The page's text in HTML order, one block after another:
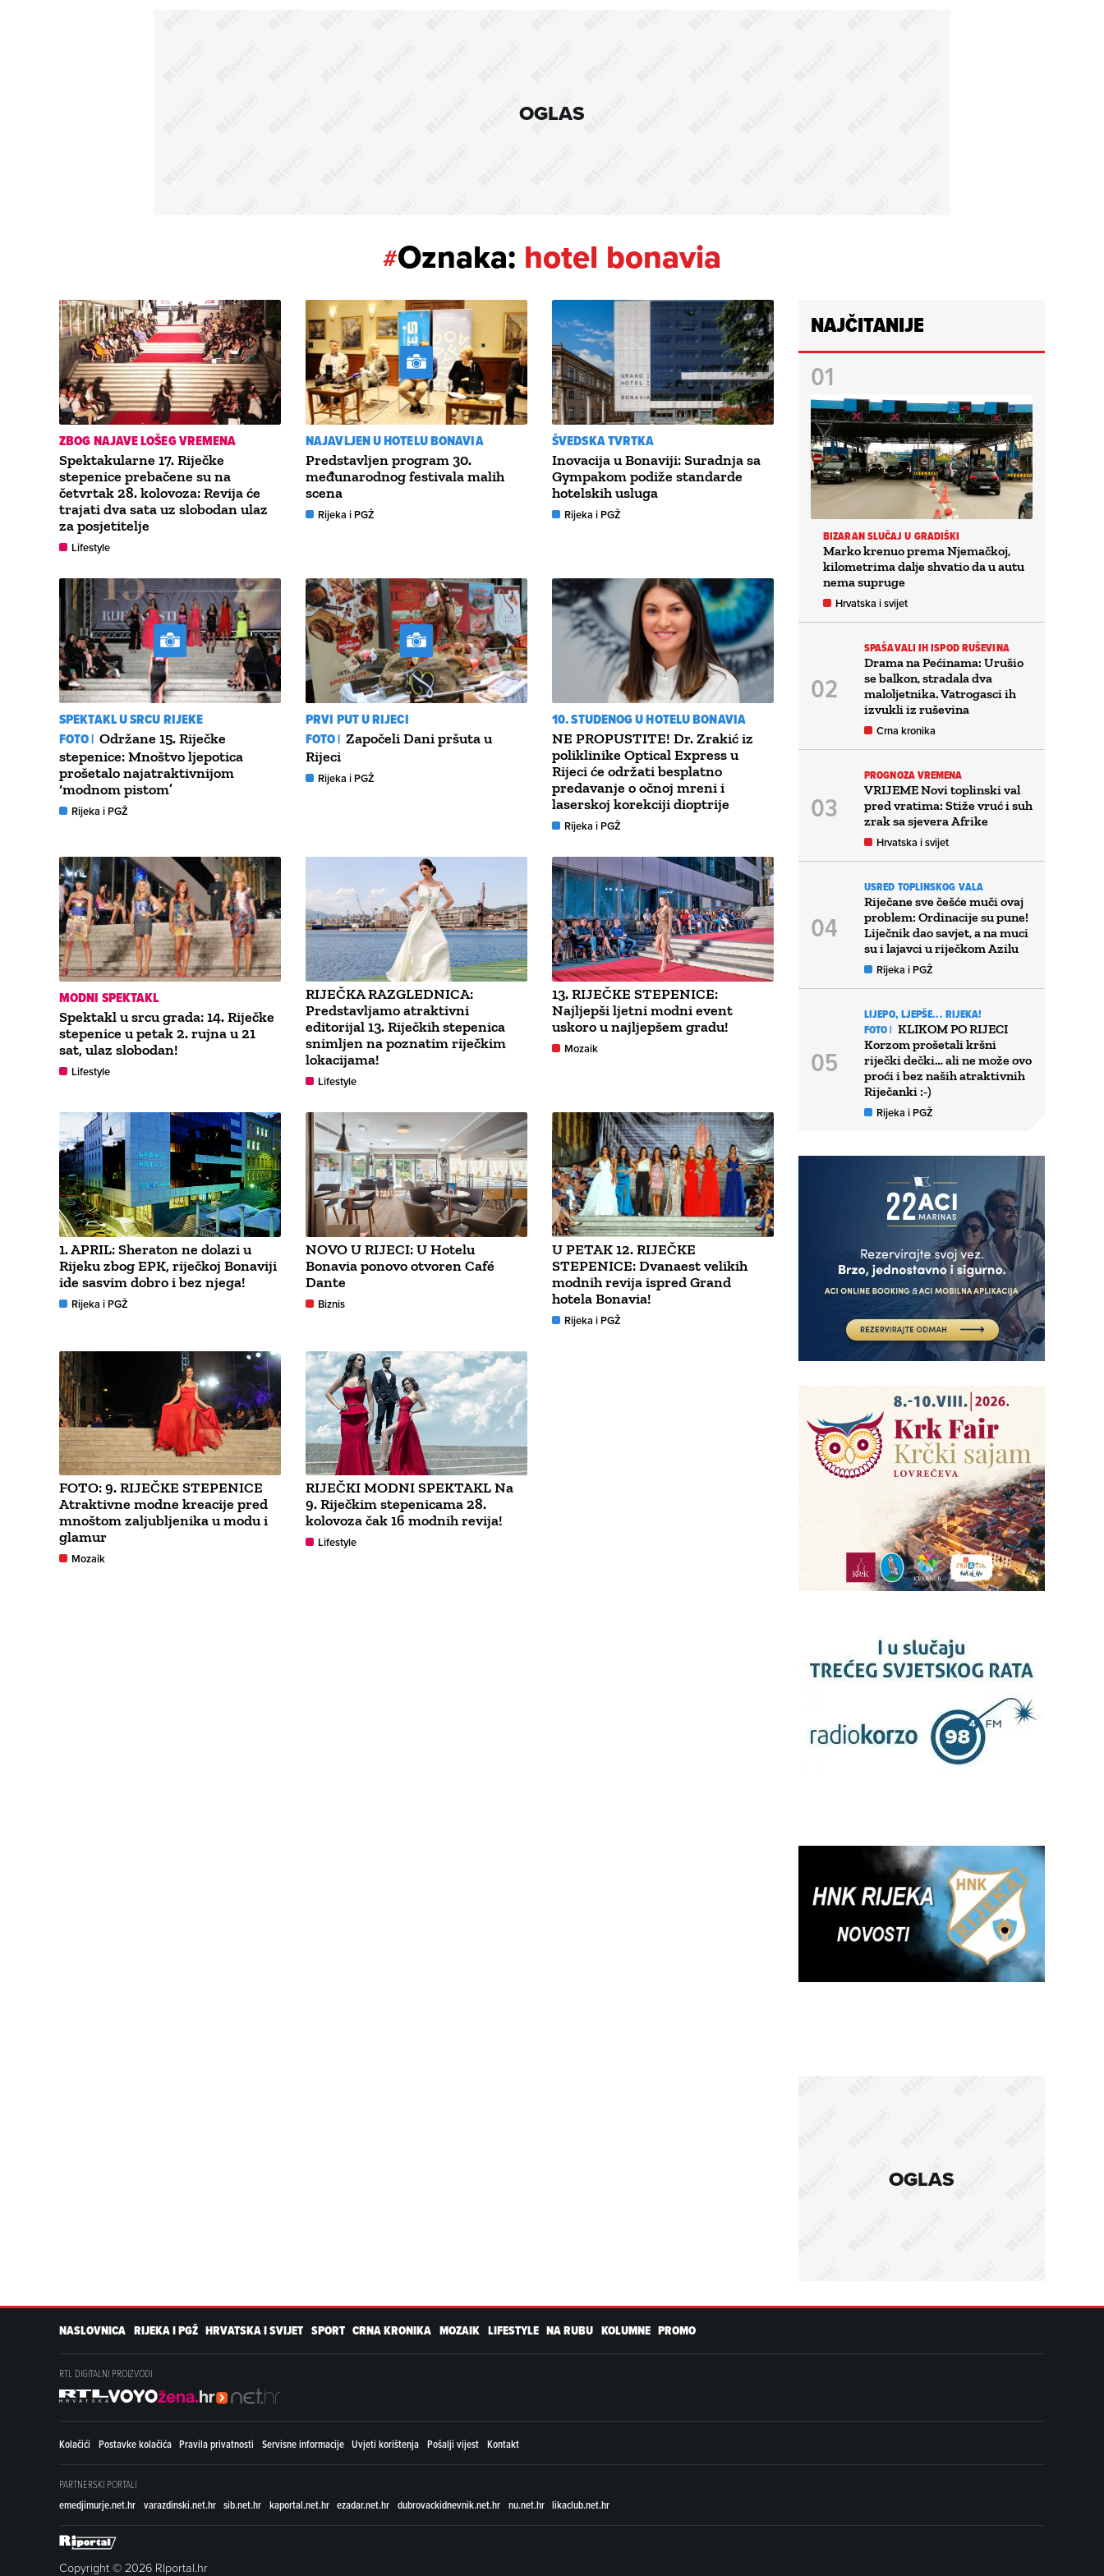
OGLAS
#Oznaka: hotel bonavia
ZBOG NAJAVE LOŠEG VREMENA
Spektakularne 17. Riječke
stepenice prebačene su na
četvrtak 28. kolovoza: Revija će
trajati dva sata uz slobodan ulaz
za posjetitelje
Lifestyle
NAJAVLJEN U HOTELU BONAVIA
Predstavljen program 30.
međunarodnog festivala malih
scena
Rijeka i PGŽ
ŠVEDSKA TVRTKA
Inovacija u Bonaviji: Suradnja sa
Gympakom podiže standarde
hotelskih usluga
Rijeka i PGŽ
SPEKTAKL U SRCU RIJEKE
FOTO | Održane 15. Riječke
stepenice: Mnoštvo ljepotica
prošetalo najatraktivnijom
‘modnom pistom’
Rijeka i PGŽ
PRVI PUT U RIJECI
FOTO | Započeli Dani pršuta u
Rijeci
Rijeka i PGŽ
10. STUDENOG U HOTELU BONAVIA
NE PROPUSTITE! Dr. Zrakić iz
poliklinike Optical Express u
Rijeci će održati besplatno
predavanje o očnoj mreni i
laserskoj korekciji dioptrije
Rijeka i PGŽ
MODNI SPEKTAKL
Spektakl u srcu grada: 14. Riječke
stepenice u petak 2. rujna u 21
sat, ulaz slobodan!
Lifestyle
RIJEČKA RAZGLEDNICA:
Predstavljamo atraktivni
editorijal 13. Riječkih stepenica
snimljen na poznatim riječkim
lokacijama!
Lifestyle
13. RIJEČKE STEPENICE:
Najljepši ljetni modni event
uskoro u najljepšem gradu!
Mozaik
1. APRIL: Sheraton ne dolazi u
Rijeku zbog EPK, riječkoj Bonaviji
ide sasvim dobro i bez njega!
Rijeka i PGŽ
NOVO U RIJECI: U Hotelu
Bonavia ponovo otvoren Café
Dante
Biznis
U PETAK 12. RIJEČKE
STEPENICE: Dvanaest velikih
modnih revija ispred Grand
hotela Bonavia!
Rijeka i PGŽ
FOTO: 9. RIJEČKE STEPENICE
Atraktivne modne kreacije pred
mnoštom zaljubljenika u modu i
glamur
Mozaik
RIJEČKI MODNI SPEKTAKL Na
9. Riječkim stepenicama 28.
kolovoza čak 16 modnih revija!
Lifestyle
NAJČITANIJE
BIZARAN SLUČAJ U GRADIŠKI
Marko krenuo prema Njemačkoj,
kilometrima dalje shvatio da u autu
nema supruge
Hrvatska i svijet
SPAŠAVALI IH ISPOD RUŠEVINA
Drama na Pećinama: Urušio
se balkon, stradala dva
maloljetnika. Vatrogasci ih
izvukli iz ruševina
Crna kronika
PROGNOZA VREMENA
VRIJEME Novi toplinski val
pred vratima: Stiže vruć i suh
zrak sa sjevera Afrike
Hrvatska i svijet
USRED TOPLINSKOG VALA
Riječane sve češće muči ovaj
problem: Ordinacije su pune!
Liječnik dao savjet, a na muci
su i lajavci u riječkom Azilu
Rijeka i PGŽ
LIJEPO, LJEPŠE... RIJEKA!
FOTO | KLIKOM PO RIJECI
Korzom prošetali kršni
riječki dečki… ali ne može ovo
proći i bez naših atraktivnih
Riječanki :-)
Rijeka i PGŽ
OGLAS
NASLOVNICA RIJEKA I PGŽ HRVATSKA I SVIJET SPORT CRNA KRONIKA MOZAIK LIFESTYLE NA RUBU KOLUMNE PROMO
RTL DIGITALNI PROIZVODI
Kolačići Postavke kolačića Pravila privatnosti Servisne informacije Uvjeti korištenja Pošalji vijest Kontakt
PARTNERSKI PORTALI
emedjimurje.net.hr varazdinski.net.hr sib.net.hr kaportal.net.hr ezadar.net.hr dubrovackidnevnik.net.hr nu.net.hr likaclub.net.hr
Copyright © 2026 RIportal.hr